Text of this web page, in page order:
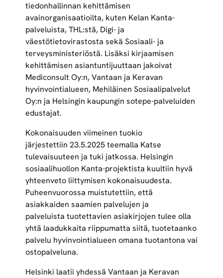
tiedonhallinnan kehittämisen
avainorganisaatioilta, kuten Kelan Kanta-
palveluista, THL:stä, Digi- ja
väestötietovirastosta sekä Sosiaali- ja
terveysministeriöstä. Lisäksi kirjaamisen
kehittämisen asiantuntijuuttaan jakoivat
Mediconsult Oy:n, Vantaan ja Keravan
hyvinvointialueen, Mehiläinen Sosiaalipalvelut
Oy:n ja Helsingin kaupungin sotepe-palveluiden
edustajat.
Kokonaisuuden viimeinen tuokio
järjestettiin 23.5.2025 teemalla Katse
tulevaisuuteen ja tuki jatkossa. Helsingin
sosiaalihuollon Kanta-projektista kuultiin hyvä
yhteenveto liittymisen kokonaisuudesta.
Puheenvuorossa muistutettiin, että
asiakkaiden saamien palvelujen ja
palveluista tuotettavien asiakirjojen tulee olla
yhtä laadukkaita riippumatta siitä, tuotetaanko
palvelu hyvinvointialueen omana tuotantona vai
ostopalveluna.
Helsinki laatii yhdessä Vantaan ja Keravan